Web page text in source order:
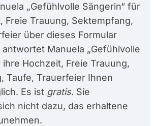
„Gefühlvolle Sängerin“ für
Freie Trauung, Sektempfang,
über dieses Formular
Manuela „Gefühlvolle
ihre Hochzeit, Freie Trauung,
Taufe, Trauerfeier Ihnen
Es ist gratis. Sie
nicht dazu, das erhaltene